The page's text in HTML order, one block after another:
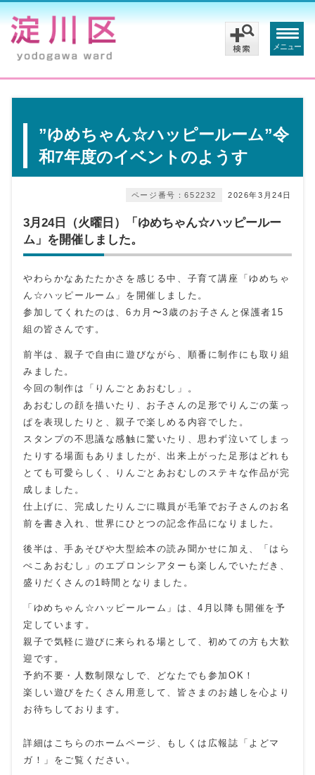
メニュー
”ゆめちゃん☆ハッピールーム”令
和7年度のイベントのようす
2026年3月24日
ページ番号：652232
3月24日（火曜日）「ゆめちゃん☆ハッピールー
ム」を開催しました。
やわらかなあたたかさを感じる中、子育て講座「ゆめちゃ
ん☆ハッピールーム」を開催しました。
参加してくれたのは、6カ月〜3歳のお子さんと保護者15
組の皆さんです。
前半は、親子で自由に遊びながら、順番に制作にも取り組
みました。
今回の制作は「りんごとあおむし」。
あおむしの顔を描いたり、お子さんの足形でりんごの葉っ
ぱを表現したりと、親子で楽しめる内容でした。
スタンプの不思議な感触に驚いたり、思わず泣いてしまっ
たりする場面もありましたが、出来上がった足形はどれも
とても可愛らしく、りんごとあおむしのステキな作品が完
成しました。
仕上げに、完成したりんごに職員が毛筆でお子さんのお名
前を書き入れ、世界にひとつの記念作品になりました。
後半は、手あそびや大型絵本の読み聞かせに加え、「はら
ぺこあおむし」のエプロンシアターも楽しんでいただき、
盛りだくさんの1時間となりました。
「ゆめちゃん☆ハッピールーム」は、4月以降も開催を予
定しています。
親子で気軽に遊びに来られる場として、初めての方も大歓
迎です。
予約不要・人数制限なしで、どなたでも参加OK！
楽しい遊びをたくさん用意して、皆さまのお越しを心より
お待ちしております。
詳細はこちらのホームページ、もしくは広報誌「よどマ
ガ！」をご覧ください。